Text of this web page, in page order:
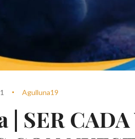
Agulluna19
| SER